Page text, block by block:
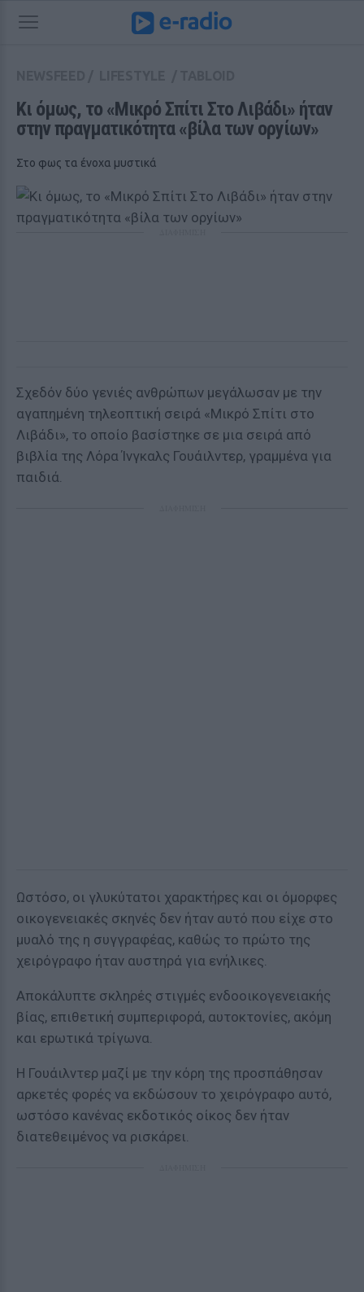
Κι όμως, το «Μικρό Σπίτι Στο Λιβάδι» ήταν
στην πραγματικότητα «βίλα των ορyίων»
Στο φως τα ένοχα μυστικά
Σχεδόν δύο γενιές ανθρώπων μεγάλωσαν με την
αγαπημένη τηλεοπτική σειρά «Μικρό Σπίτι στο
Λιβάδι», το οποίο βασίστηκε σε μια σειρά από
βιβλία της Λόρα Ίνγκαλς Γουάιλντερ, γραμμένα για
παιδιά.
Ωστόσο, οι γλυκύτατοι χαρακτήρες και οι όμορφες
οικογενειακές σκηνές δεν ήταν αυτό που είχε στο
μυαλό της η συγγραφέας, καθώς το πρώτο της
χειρόγραφο ήταν αυστηρά για ενήλικες.
Αποκάλυπτε σκληρές στιγμές ενδοοικογενειακής
βίας, επιθετική συμπεριφορά, αυτοκτονίες, ακόμη
και εpωτικά τρίγωνα.
Η Γουάιλντερ μαζί με την κόρη της προσπάθησαν
αρκετές φορές να εκδώσουν το χειρόγραφο αυτό,
ωστόσο κανένας εκδοτικός οίκος δεν ήταν
διατεθειμένος να ρισκάρει.